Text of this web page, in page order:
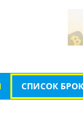
СПИСОК